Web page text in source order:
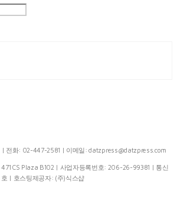
| 전화: 02-447-2581 | 이메일:datzpress@datzpress.com
CS Plaza B102 | 사업자등록번호: 206-26-99381 | 통신
| 호스팅제공자: (주)식스샵